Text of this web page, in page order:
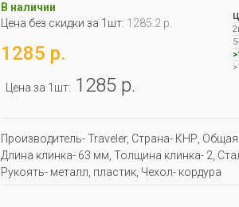
В наличии
Цена без скидки за 1шт: 1285.2 р.
1285 р.
Цена за 1шт: 1285 р.
Производитель- Traveler, Страна- КНР,
Длина клинка- 63 мм, Толщина клинка- 2,
Рукоять- металл, пластик, Чехол- кордура